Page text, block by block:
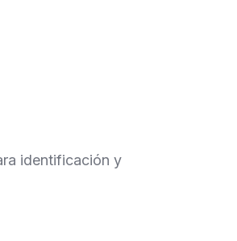
identificación y